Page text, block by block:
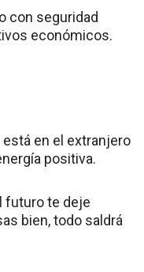
con seguridad
económicos.
en el extranjero
positiva.
futuro te deje
bien, todo saldrá